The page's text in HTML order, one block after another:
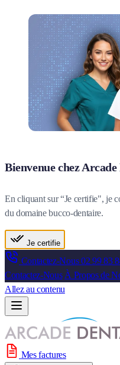
Bienvenue chez
En cliquant sur “Je certifie", je
du domaine bucco-dentaire.
Je certifie
Contactez-Nous02 99 83
Contactez-Nous À Propos de
Allez au contenu
Mes factures